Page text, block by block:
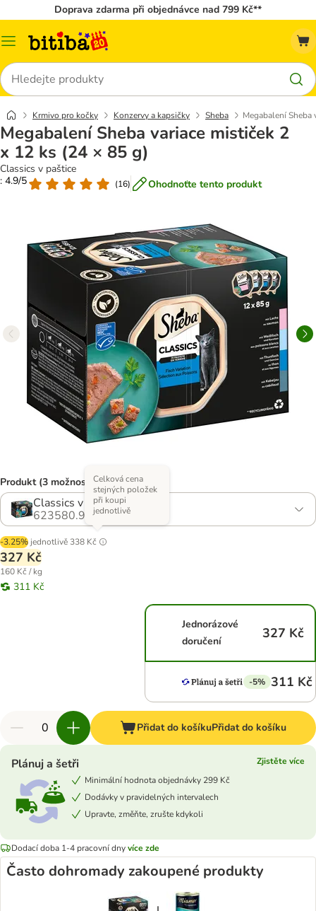
Doprava zdarma při objednávce nad 799 Kč**
Kategorie
Hledat
Krmivo pro kočky Konzervy a kapsičky Sheba Megabalení
Megabalení Sheba variace mističek 2
x 12 ks (24 × 85 g)
Classics v paštice
: 4.9/5
(16) Ohodnoťte tento produkt
Produkt (3 možností)
Classics v paštice
623580.9
-3.25% jednotlivě 338 Kč
Celková cena
stejných položek
při koupi
jednotlivě
327 Kč
160 Kč / kg
311 Kč
Jednorázové
doručení
327 Kč
-5% 311 Kč
Přidat do košíkuPřidat do košíku
Plánuj a šetři
Zjistěte více
Minimální hodnota objednávky 299 Kč
Dodávky v pravidelných intervalech
Upravte, změňte, zrušte kdykoli
Dodací doba 1-4 pracovní dnyvíce zde
Často dohromady zakoupené produkty